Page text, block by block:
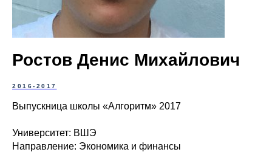
Ростов Денис Михайлович
2016-2017
Выпускница школы «Алгоритм» 2017
Университет: ВШЭ
Направление: Экономика и финансы